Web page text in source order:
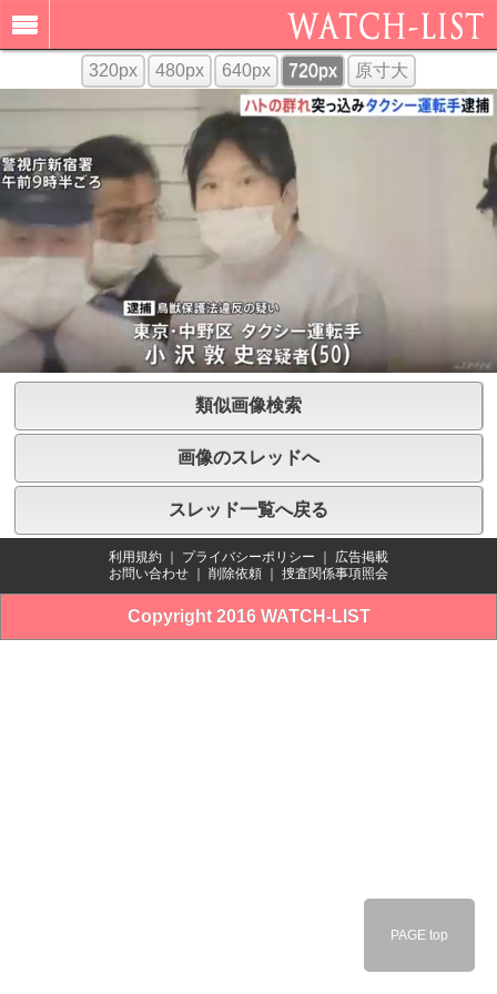
320px 480px 640px 720px 原寸大
類似画像検索
画像のスレッドへ
スレッド一覧へ戻る
利用規約 プライバシーポリシー
広告掲載
お問い合わせ
削除依頼 捜査関係事項照会
Copyright 2016 WATCH-LIST
PAGE top